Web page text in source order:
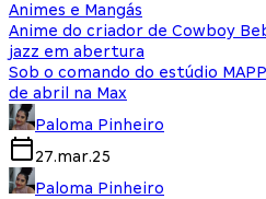
Animes e Mangás
Anime do criador de Cowboy
jazz em abertura
Sob o comando do estúdio
de abril na Max
Paloma Pinheiro
27.mar.25
Paloma Pinheiro